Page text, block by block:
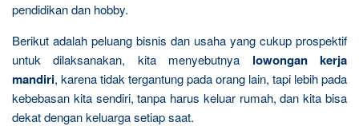
pendidikan dan hobby.
Berikut adalah peluang bisnis dan usaha yang cukup prospektif
untuk dilaksanakan, kita menyebutnya lowongan kerja
mandiri, karena tidak tergantung pada orang lain, tapi lebih pada
kebebasan kita sendiri, tanpa harus keluar rumah, dan kita bisa
dekat dengan keluarga setiap saat.